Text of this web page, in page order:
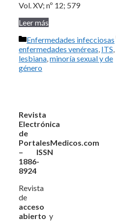
Vol. XV; nº 12; 579
Leer más
Categorías
Enfermedades infecciosas
enfermedades venéreas, ITS,
lesbiana,minoría sexual y de
género
Revista
Electrónica
de
PortalesMedicos.com
– ISSN
1886-
8924
Revista
de
acceso
abierto y